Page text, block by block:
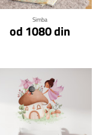
Simba
od 1080 din